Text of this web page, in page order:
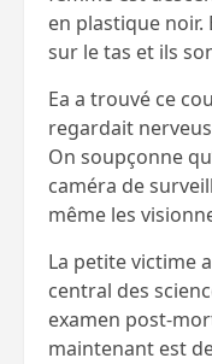
en plastique noir.
sur le tas et ils
Ea a trouvé ce
regardait
On soupçonne
caméra de
même les
La petite victime
central des
examen post-
maintenant est